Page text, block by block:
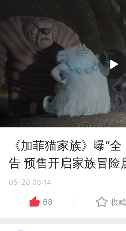
《加菲猫家族》曝“
告 预售开启家族冒险
05-28 05:14
68 收藏